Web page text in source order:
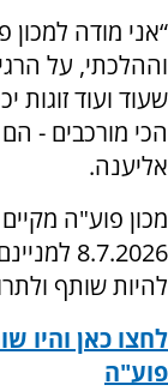
“אני מודה למכון
וההלכתי, על
שעוד ועוד זוגות
הכי מורכבים -
אליענה.
להיות שותף
לחצו כאן והיו
פוע"ה